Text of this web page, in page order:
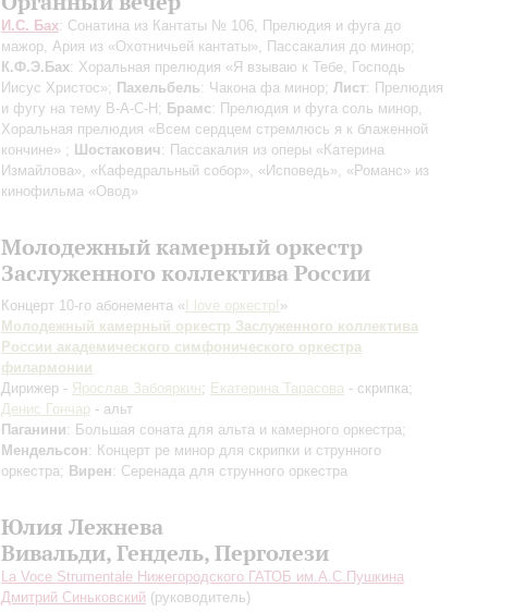
И.С. Бах: Сонатина из Кантаты № 106, Прелюдия и фуга до
мажор, Ария из «Охотничьей кантаты», Пассакалия до минор;
К.Ф.Э.Бах: Хоральная прелюдия «Я взываю к Тебе, Господь
Иисус Христос»; Пахельбель: Чакона фа минор; Лист: Прелюдия
и фугу на тему В-А-С-Н; Брамс: Прелюдия и фуга соль минор,
Хоральная прелюдия «Всем сердцем стремлюсь я к блаженной
кончине» ; Шостакович: Пассакалия из оперы «Катерина
Измайлова», «Кафедральный собор», «Исповедь», «Романс» из
кинофильма «Овод»
Молодежный камерный оркестр
Заслуженного коллектива России
Концерт 10-го абонемента « I love оркестр! »
Молодежный камерный оркестр Заслуженного коллектива
России академического симфонического оркестра
филармонии
Дирижер - Ярослав Забояркин; Екатерина Тарасова - скрипка;
Денис Гончар - альт
Паганини: Большая соната для альта и камерного оркестра;
Мендельсон: Концерт ре минор для скрипки и струнного
оркестра; Вирен: Серенада для струнного оркестра
Юлия Лежнева
Вивальди, Гендель, Перголези
La Voce Strumentale Нижегородского ГАТОБ им.А.С.Пушкина
Дмитрий Синьковский (руководитель)